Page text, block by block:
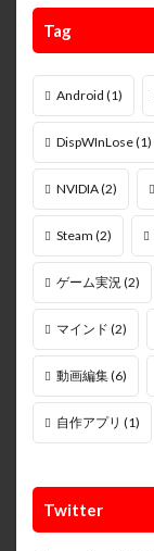
Tag
Android (1)
DispWInLose(1)
NVIDIA(2)
Steam (2)
ゲーム実況(2)
マインド (2)
動画編集(6)
自作アプリ (1)
Twitter